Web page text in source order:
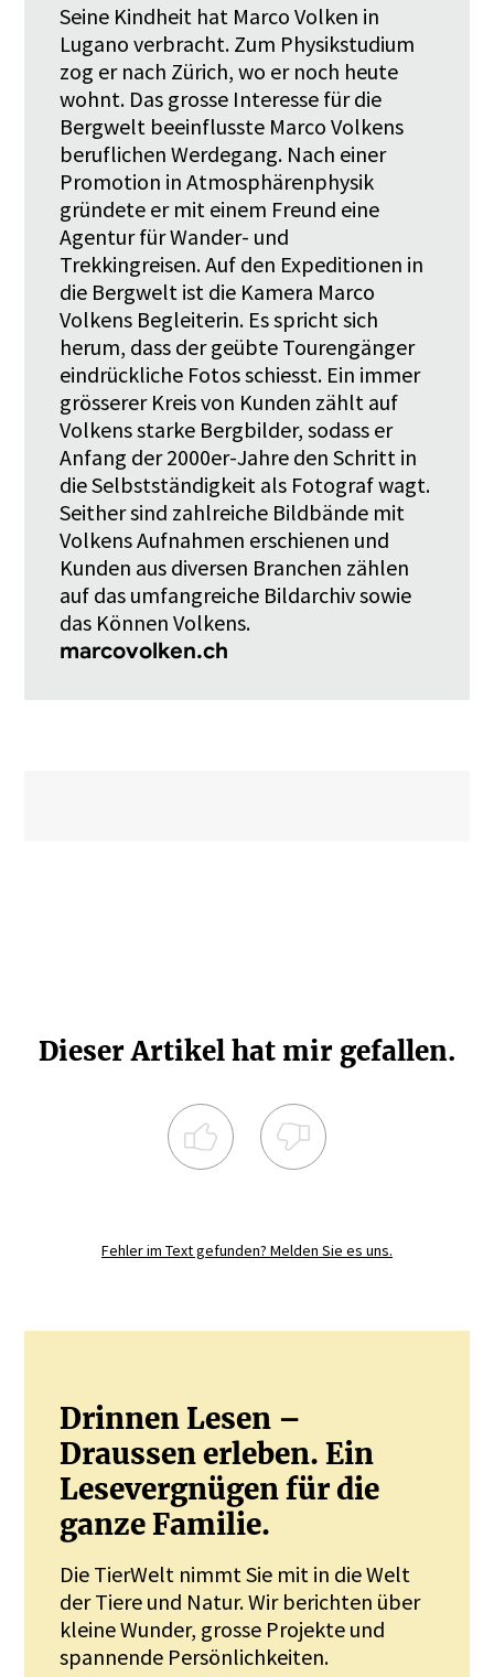
Seine Kindheit hat Marco Volken in
Lugano verbracht. Zum Physikstudium
zog er nach Zürich, wo er noch heute
wohnt. Das grosse Interesse für die
Bergwelt beeinflusste Marco Volkens
beruflichen Werdegang. Nach einer
Promotion in Atmosphärenphysik
gründete er mit einem Freund eine
Agentur für Wander- und
Trekkingreisen. Auf den Expeditionen in
die Bergwelt ist die Kamera Marco
Volkens Begleiterin. Es spricht sich
herum, dass der geübte Tourengänger
eindrückliche Fotos schiesst. Ein immer
grösserer Kreis von Kunden zählt auf
Volkens starke Bergbilder, sodass er
Anfang der 2000er-Jahre den Schritt in
die Selbstständigkeit als Fotograf wagt.
Seither sind zahlreiche Bildbände mit
Volkens Aufnahmen erschienen und
Kunden aus diversen Branchen zählen
auf das umfangreiche Bildarchiv sowie
das Können Volkens.
marcovolken.ch
Dieser Artikel hat mir gefallen.
Fehler im Text gefunden? Melden Sie es uns.
Drinnen Lesen –
Draussen erleben. Ein
Lesevergnügen für die
ganze Familie.
Die TierWelt nimmt Sie mit in die Welt
der Tiere und Natur. Wir berichten über
kleine Wunder, grosse Projekte und
spannende Persönlichkeiten.